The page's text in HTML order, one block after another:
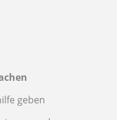
geben